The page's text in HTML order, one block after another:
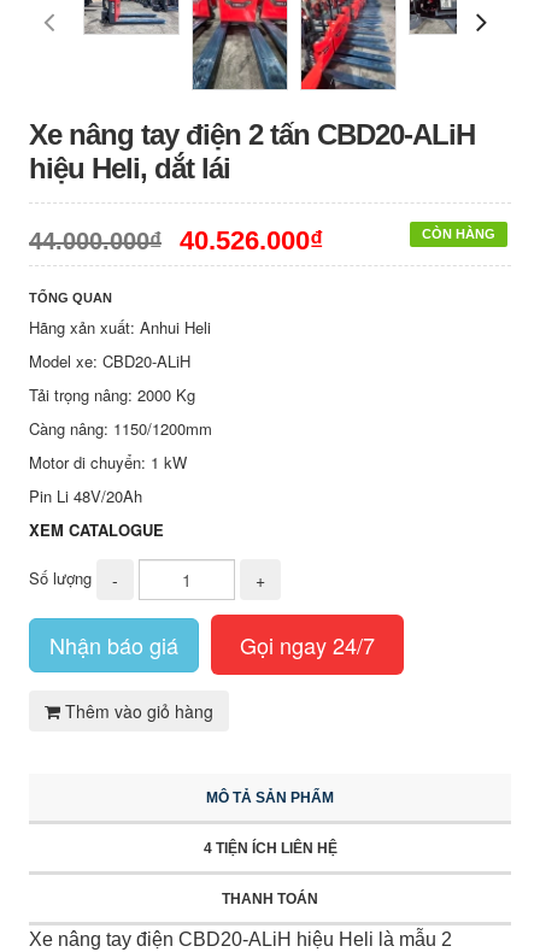
Xe nâng tay điện 2 tấn CBD20-ALiH
hiệu Heli, dắt lái
CÒN HÀNG
44.000.000₫ 40.526.000₫
TỔNG QUAN
Hãng xản xuất: Anhui Heli
Model xe: CBD20-ALiH
Tải trọng nâng: 2000 Kg
Càng nâng: 1150/1200mm
Motor di chuyển: 1 kW
Pin Li 48V/20Ah
XEM CATALOGUE
Số lượng - +
Nhận báo giá Gọi ngay 24/7
Thêm vào giỏ hàng
MÔ TẢ SẢN PHẨM
4 TIỆN ÍCH LIÊN HỆ
THANH TOÁN
Xe nâng tay điện CBD20-ALiH hiệu Heli là mẫu 2